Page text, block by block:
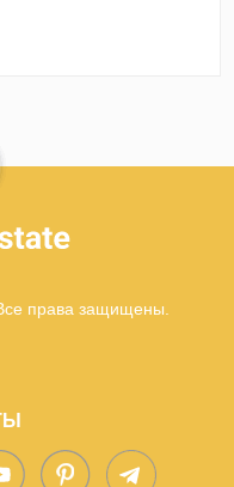
права защищены.